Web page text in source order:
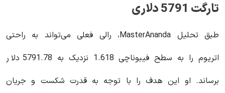
تارگت 5791 دلاری
طبق تحلیل MasterAnanda، رالی فعلی می‌تواند به راحتی
اتریوم را به سطح فیبوناچی 1.618 نزدیک به 5791.78 دلار
برساند. او این هدف را با توجه به قدرت شکست و جریان